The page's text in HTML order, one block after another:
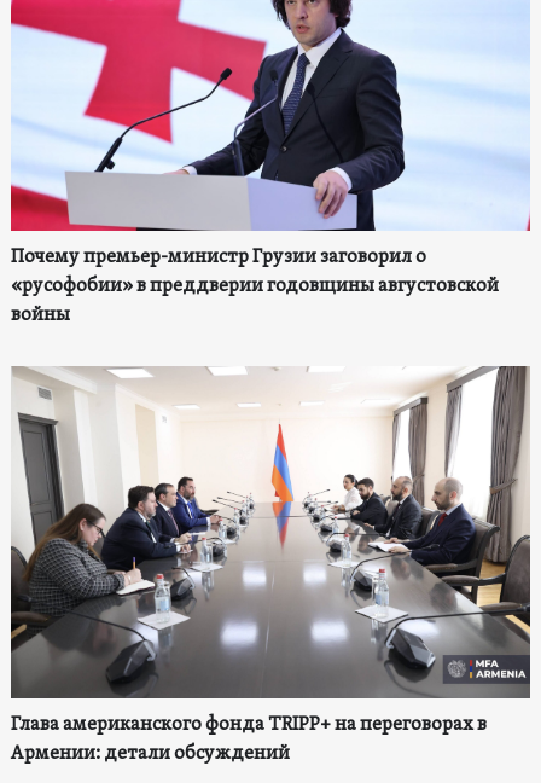
Почему премьер-министр Грузии заговорил о
«русофобии» в преддверии годовщины августовской
войны
Глава американского фонда TRIPP+ на переговорах в
Армении: детали обсуждений